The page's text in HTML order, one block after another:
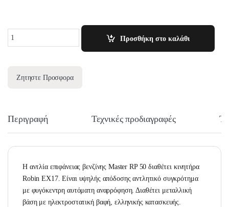
Προσθήκη στο καλάθι
Ζητηστε Προσφορα
Περιγραφή Τεχνικές προδιαγραφές
Η αντλία επιφάνειας βενζίνης Master RP 50 διαθέτει κινητήρα
Robin EX17. Είναι υψηλής απόδοσης αντλητικό συγκρότημα
με φυγόκεντρη αυτόματη αναρρόφηση. Διαθέτει μεταλλική
βάση με ηλεκτροστατική βαφή, ελληνικής κατασκευής.